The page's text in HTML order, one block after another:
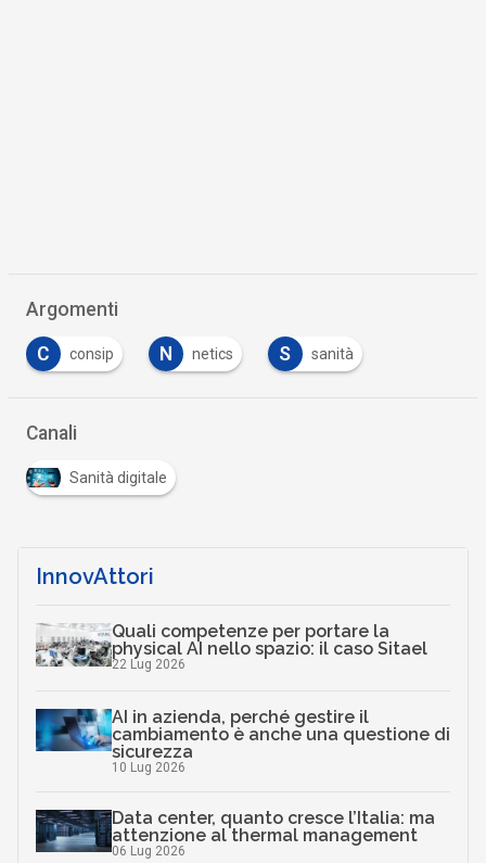
Argomenti
C consip N netics S sanità
Canali
Sanità digitale
InnovAttori
Quali competenze per portare la
physical AI nello spazio: il caso Sitael
22 Lug 2026
AI in azienda, perché gestire il
cambiamento è anche una questione di
sicurezza
10 Lug 2026
Data center, quanto cresce l’Italia: ma
attenzione al thermal management
06 Lug 2026